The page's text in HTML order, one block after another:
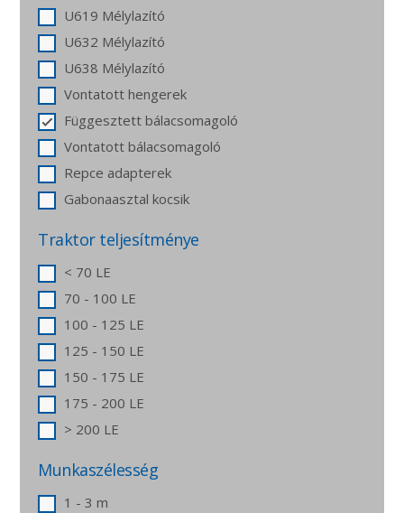
U619 Mélylazító
U632 Mélylazító
U638 Mélylazító
Vontatott hengerek
Függesztett bálacsomagoló
Vontatott bálacsomagoló
Repce adapterek
Gabonaasztal kocsik
Traktor teljesítménye
< 70 LE
70 - 100 LE
100 - 125 LE
125 - 150 LE
150 - 175 LE
175 - 200 LE
> 200 LE
Munkaszélesség
1 - 3 m